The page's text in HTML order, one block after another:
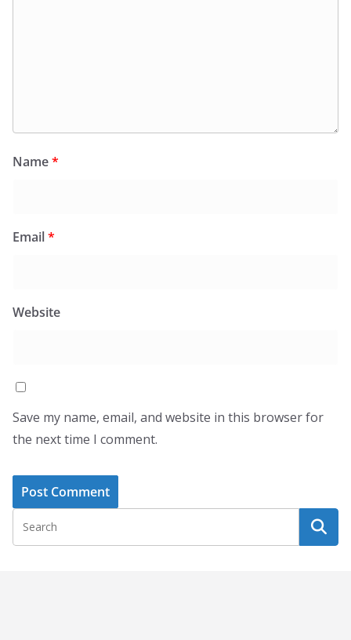
Name*
Email*
Website
Save my name, email, and website in this browser for
the next time I comment.